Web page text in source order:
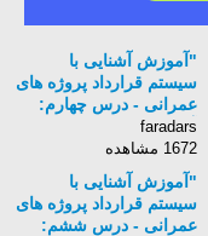
"آموزش آشنایی با
سیستم قرارداد پروژه های
عمرانی - درس چهارم:
آشنایی با سیستم های سه
عاملی "
faradars
1672 مشاهده
"آموزش آشنایی با
سیستم قرارداد پروژه های
عمرانی - درس ششم: